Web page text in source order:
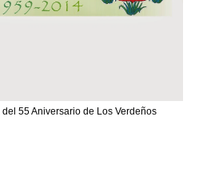
55 Aniversario de Los Verdeños